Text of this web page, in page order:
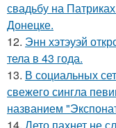
свадьбу на
Донецке.
12. Энн хэтэуэй
тела в 43 года.
13. В социальных
свежего сингла
названием
14. Лето пахнет не